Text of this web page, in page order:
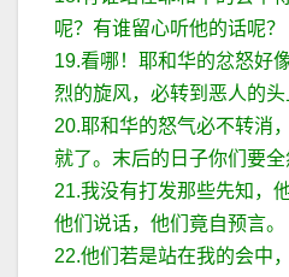
呢？有谁留心听他的话呢？
19.看哪！耶和华的忿怒好
烈的旋风，必转到恶人的头
20.耶和华的怒气必不转消
就了。末后的日子你们要全
21.我没有打发那些先知，
他们说话，他们竟自预言。
22.他们若是站在我的会中